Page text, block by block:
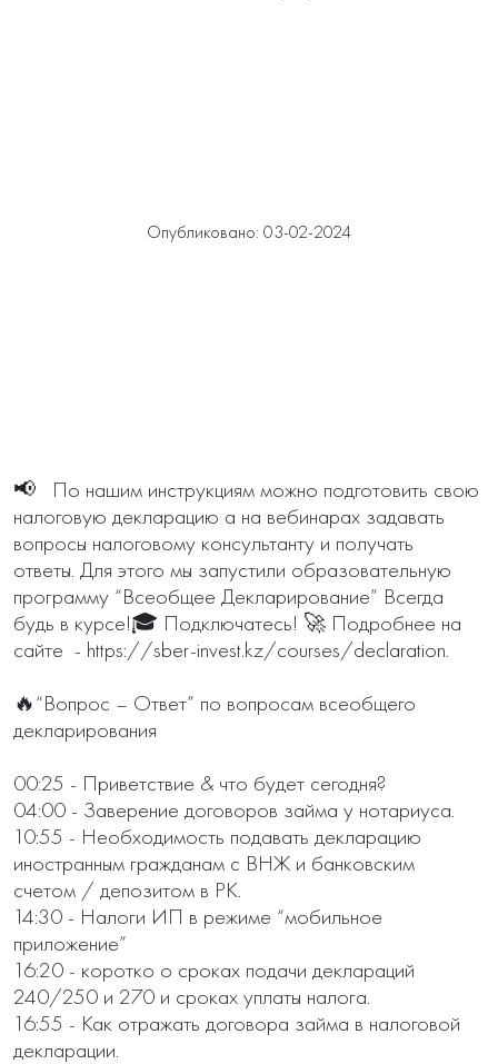
Опубликовано: 03-02-2024
📢   По нашим инструкциям можно подготовить свою
налоговую декларацию а на вебинарах задавать
вопросы налоговому консультанту и получать
ответы. Для этого мы запустили образовательную
программу “Всеобщее Декларирование” Всегда
будь в курсе!🎓 Подключатесь! 🚀 Подробнее на
сайте  - https://sber-invest.kz/courses/declaration.
🔥“Вопрос – Ответ” по вопросам всеобщего
декларирования
00:25 - Приветствие & что будет сегодня?
04:00 - Заверение договоров займа у нотариуса.
10:55 - Необходимость подавать декларацию
иностранным гражданам с ВНЖ и банковским
счетом / депозитом в РК.
14:30 - Налоги ИП в режиме “мобильное
приложение”
16:20 - коротко о сроках подачи деклараций
240/250 и 270 и сроках уплаты налога.
16:55 - Как отражать договора займа в налоговой
декларации.